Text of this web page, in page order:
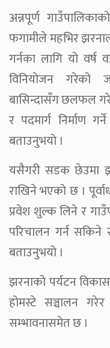
अन्नपूर्ण
फगामीले महभिर
गर्नका लागि यो
विनियोजन गरेको
बासिन्दासँग छलफल
र पदमार्ग निर्माण
बताउनुभयो ।
यसैगरी सडक छेउमा
राखिने भएको छ ।
प्रवेश शुल्क लिने र
परिचालन गर्न सकिने
बताउनुभयो ।
झरनाको पर्यटन
होमस्टे सञ्चालन
सम्भावनासमेत छ ।